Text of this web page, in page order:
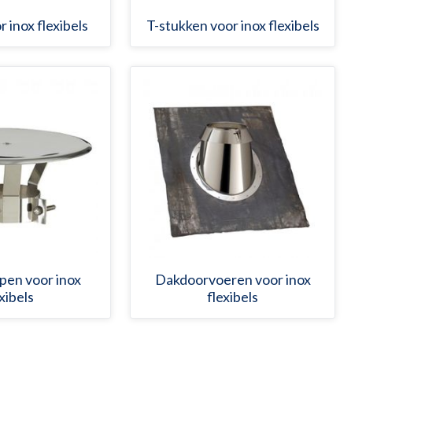
inox flexibels T-stukken voor inox flexibels
voor inox
Dakdoorvoeren voor inox
flexibels